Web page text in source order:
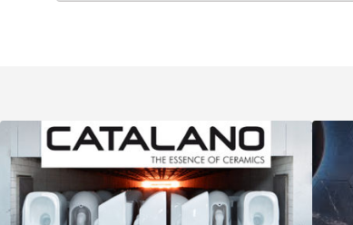
Minder gevoelig voor verschillende
Makkelijk schoon te maken
Kras en vochtbestendig
Een kleine ecologische footprint